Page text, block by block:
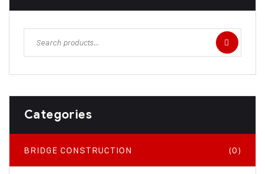
Categories
BRIDGE CONSTRUCTION (0)